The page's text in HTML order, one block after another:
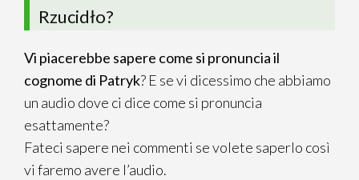
Rzucidło?
Vi piacerebbe sapere come si pronuncia il
cognome di Patryk? E se vi dicessimo che abbiamo
un audio dove ci dice come si pronuncia
esattamente?
Fateci sapere nei commenti se volete saperlo così
vi faremo avere l’audio.